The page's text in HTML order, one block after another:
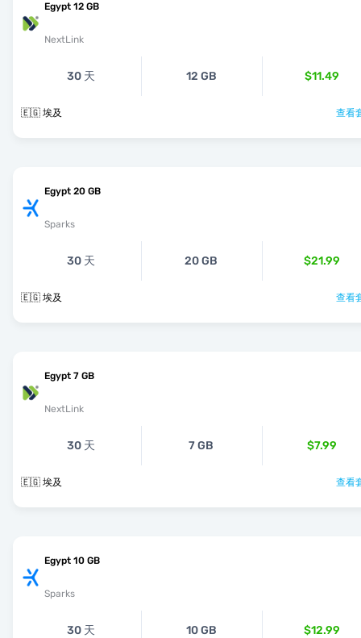
Egypt 12 GB
NextLink
30 天 12 GB $11.49
🇪🇬 埃及 查看
Egypt 20 GB
Sparks
30 天 20 GB $21.99
🇪🇬 埃及 查看
Egypt 7 GB
NextLink
30 天 7 GB $7.99
🇪🇬 埃及 查看
Egypt 10 GB
Sparks
30 天 10 GB $12.99